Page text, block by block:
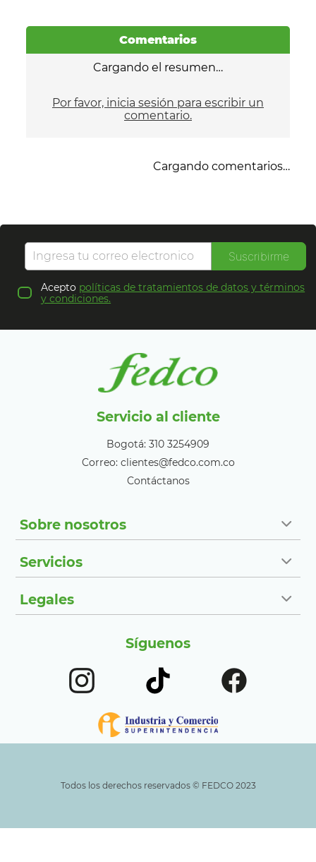
Comentarios
Cargando el resumen…
Por favor, inicia sesión para escribir un
comentario.
Cargando comentarios…
Suscribirme
Acepto políticas de tratamientos de datos y términos
y condiciones.
Servicio al cliente
Bogotá: 310 3254909
Correo: clientes@fedco.com.co
Contáctanos
Sobre nosotros
Servicios
Legales
Síguenos
Todos los derechos reservados ©️ FEDCO 2023